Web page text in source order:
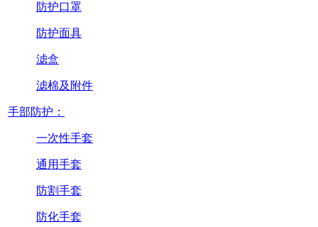
防护口罩
防护面具
滤盒
滤棉及附件
手部防护：
一次性手套
通用手套
防割手套
防化手套